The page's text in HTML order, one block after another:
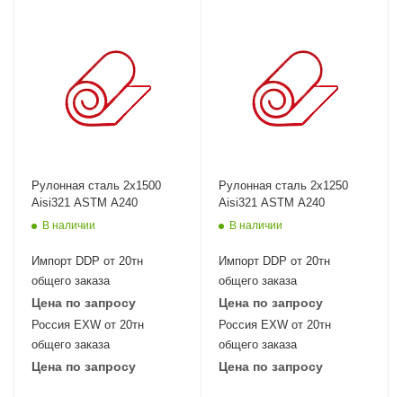
Рулонная сталь 2х1500
Aisi321 ASTM A240
В наличии
Импорт DDP от 20тн
общего заказа
Цена по запросу
Россия EXW от 20тн
общего заказа
Цена по запросу
Рулонная сталь 2х1250
Aisi321 ASTM A240
В наличии
Импорт DDP от 20тн
общего заказа
Цена по запросу
Россия EXW от 20тн
общего заказа
Цена по запросу